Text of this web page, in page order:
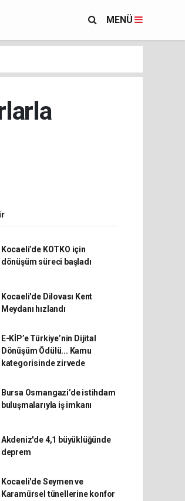
MENÜ
Kocaeli’de KOTKO için
dönüşüm süreci başladı
Kocaeli'de Dilovası Kent
Meydanı hızlandı
E-KİP’e Türkiye’nin Dijital
Dönüşüm Ödülü... Kamu
kategorisinde zirvede
Bursa Osmangazi’de istihdam
buluşmalarıyla iş imkanı
Akdeniz'de 4,1 büyüklüğünde
deprem
Kocaeli'de Seymen ve
Karamürsel tünellerine konfor